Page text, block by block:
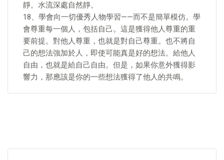
靜。水流深處自然靜。
18、學會向一切優秀人物學習——而不是簡單模仿。學
會尊重每一個人，包括自己。這是獲得他人尊重的重
要前提。對他人尊重，也就是對自己尊重。也不將自
己的想法強加於人，即使可能真是好的想法。給他人
自由，也就是給自己自由。但是，如果你意外獲得影
響力，那應該是你的一些想法獲得了他人的共鳴。